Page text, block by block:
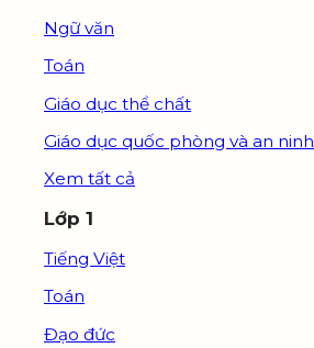
Ngữ văn
Toán
Giáo dục thể chất
Giáo dục quốc phòng và an ninh
Xem tất cả
Lớp 1
Tiếng Việt
Toán
Đạo đức